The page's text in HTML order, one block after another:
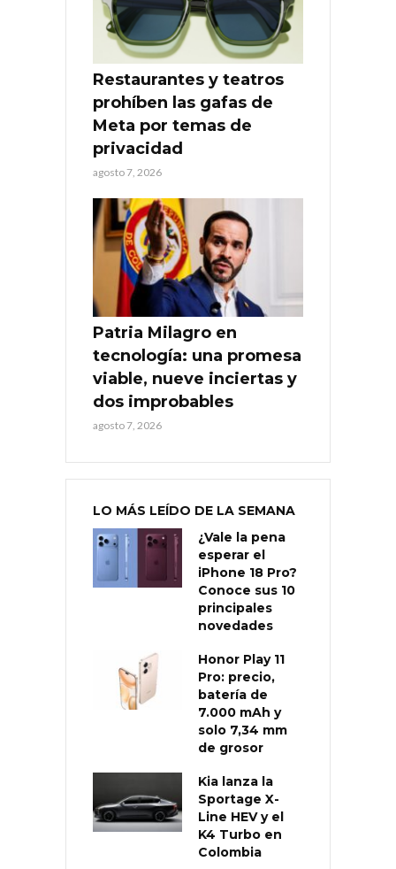
Restaurantes y teatros
prohíben las gafas de
Meta por temas de
privacidad
agosto 7, 2026
Patria Milagro en
tecnología: una promesa
viable, nueve inciertas y
dos improbables
agosto 7, 2026
LO MÁS LEÍDO DE LA SEMANA
¿Vale la pena
esperar el
iPhone 18 Pro?
Conoce sus 10
principales
novedades
Honor Play 11
Pro: precio,
batería de
7.000 mAh y
solo 7,34 mm
de grosor
Kia lanza la
Sportage X-
Line HEV y el
K4 Turbo en
Colombia